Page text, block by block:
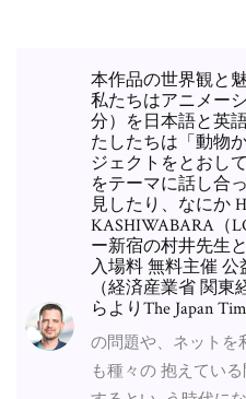
本作品の世界観と
私たちはアニメー
分）を日本語と英
たしたちは「動物
ジェクトをとおし
をテーマに話し合
見したり、なにか
KASHIWABARA（
ー新宿の村井先生
入場料 無料主催
（経済産業省 関
らよりThe Japan
の問題や、ネットを
も種々の 抱えてい